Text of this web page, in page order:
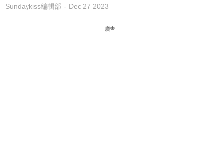
Sundaykiss編輯部 Dec 27 2023
廣告